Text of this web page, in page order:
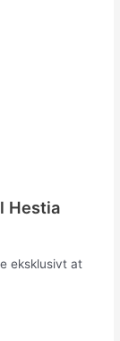
Hestia
eksklusivt at